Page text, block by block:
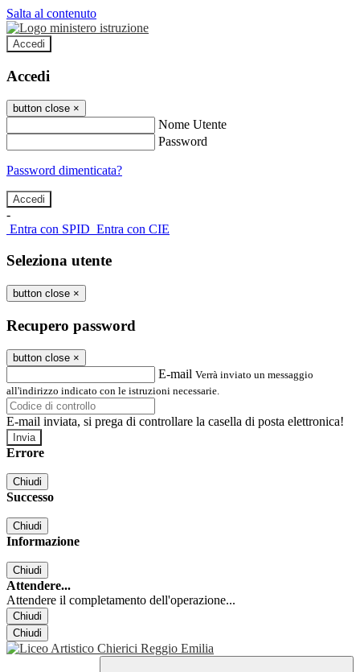
Salta al contenuto
Accedi
Accedi
button close ×
Nome Utente
Password
Password dimenticata?
-
Entra con SPID Entra con CIE
Seleziona utente
button close ×
Recupero password
button close ×
E-mail Verrà inviato un messaggio
all'indirizzo indicato con le istruzioni necessarie.
E-mail inviata, si prega di controllare la casella di posta elettronica!
Errore
Chiudi
Successo
Chiudi
Informazione
Chiudi
Attendere...
Attendere il completamento dell'operazione...
Chiudi
Chiudi